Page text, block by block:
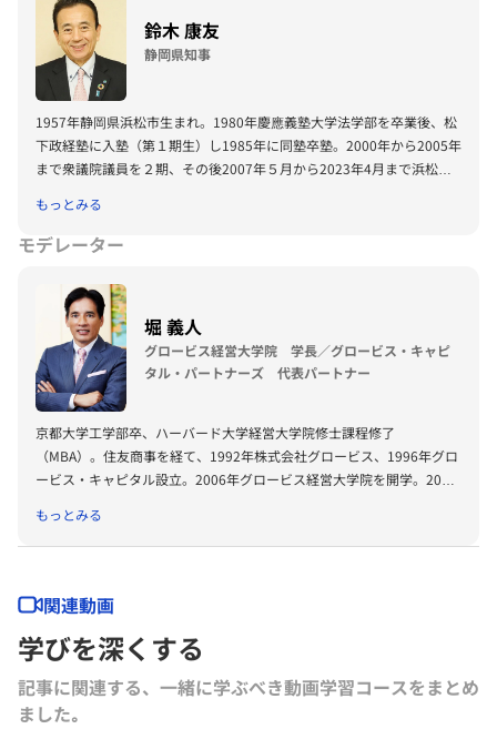
誉会員を務める世界賢人会議、ブダペストクラブの日本代表に就任。
2011年、東日本大震災に伴い、内閣官房参与に就任。2013年、全国か
ら4800名の経営者が集う場、「田坂塾」を開塾。著書は80冊余。
鈴木 康友
静岡県知事
1957年静岡県浜松市生まれ。1980年慶應義塾大学法学部を卒業後、松
下政経塾に入塾（第１期生）し1985年に同塾卒塾。2000年から2005年
まで衆議院議員を２期、その後2007年５月から2023年4月まで浜松市
もっとみる
モデレーター
堀 義人
グロービス経営大学院 学長／グロービス・キャピ
タル・パートナーズ 代表パートナー
京都大学工学部卒、ハーバード大学経営大学院修士課程修了
（MBA）。住友商事を経て、1992年株式会社グロービス、1996年グロ
ービス・キャピタル設立。2006年グロービス経営大学院を開学。2008
を立ち上げる。2016年に茨城ロボッツ、2019年に茨城放送オーナー就
任。2022年にLuckyFesを立ち上げ、現在総合プロデューサーを務め
社 社外取締役。
もっとみる
関連動画
学びを深くする
記事に関連する、一緒に学ぶべき動画学習コースをまとめ
ました｡